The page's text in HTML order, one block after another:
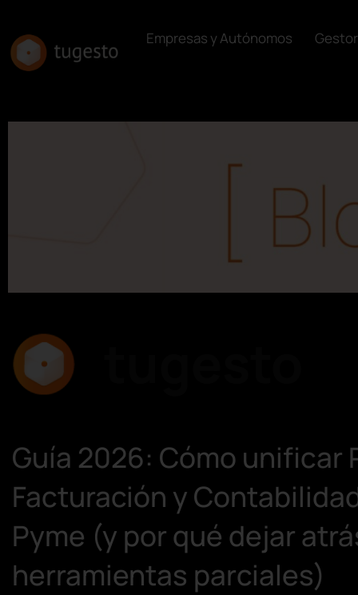
Empresas y Autónomos
Guía 2026: Cómo unificar
Facturación y
Pyme (y por qué dejar
herramientas parciales)